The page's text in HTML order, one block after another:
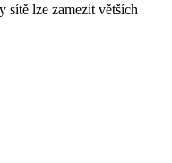
sítě lze zamezit větších